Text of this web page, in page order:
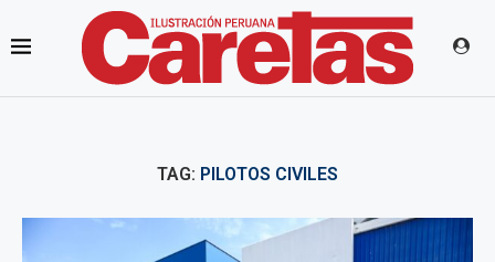
TAG: PILOTOS CIVILES